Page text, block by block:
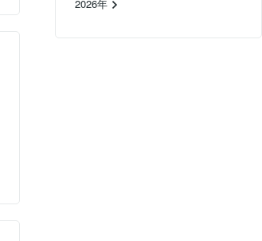
2026年